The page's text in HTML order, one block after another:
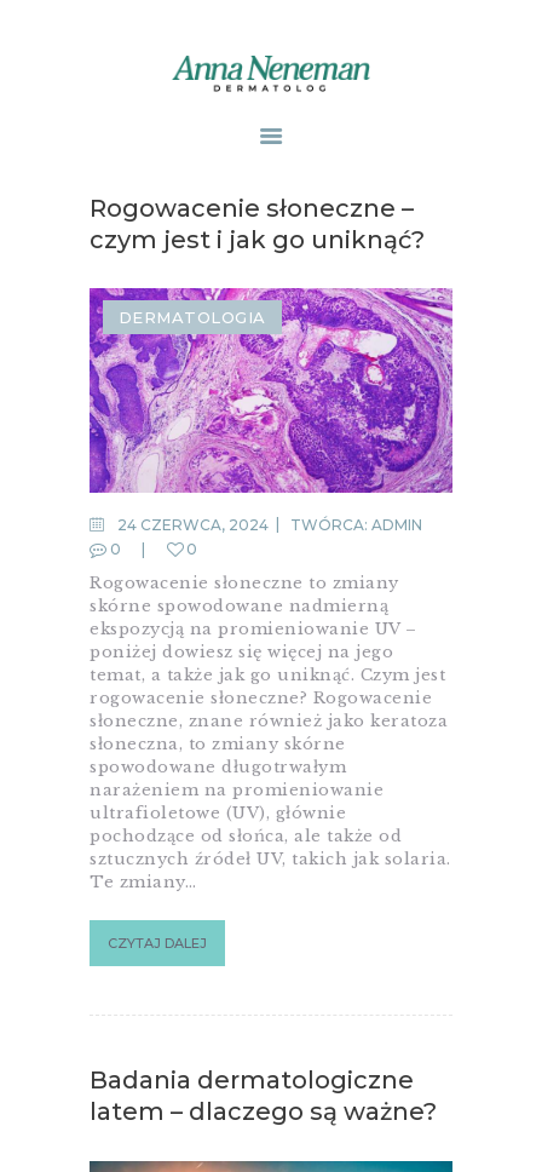
PUBLIKACJE
ZABIEGI
GABINETY
WPISY
KONTAKT
Rogowacenie słoneczne –
czym jest i jak go uniknąć?
DERMATOLOGIA
24 CZERWCA, 2024 TWÓRCA: ADMIN
0
0
Rogowacenie słoneczne to zmiany
skórne spowodowane nadmierną
ekspozycją na promieniowanie UV –
poniżej dowiesz się więcej na jego
temat, a także jak go uniknąć. Czym jest
rogowacenie słoneczne? Rogowacenie
słoneczne, znane również jako keratoza
słoneczna, to zmiany skórne
spowodowane długotrwałym
narażeniem na promieniowanie
ultrafioletowe (UV), głównie
pochodzące od słońca, ale także od
sztucznych źródeł UV, takich jak solaria.
Te zmiany…
CZYTAJ DALEJ
Badania dermatologiczne
latem – dlaczego są ważne?